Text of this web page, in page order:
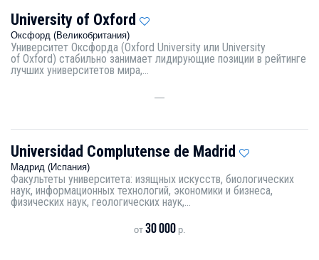
University of Oxford
Оксфорд (Великобритания)
Университет Оксфорда (Oxford University или University
of Oxford) стабильно занимает лидирующие позиции в рейтинге
лучших университетов мира,...
—
Universidad Complutense de Madrid
Мадрид (Испания)
Факультеты университета: изящных искусств, биологических
наук, информационных технологий, экономики и бизнеса,
физических наук, геологических наук,...
от30 000 р.